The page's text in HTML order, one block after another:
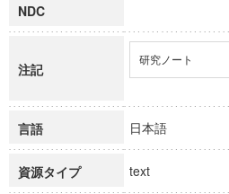
NDC
注記
研究ノート
言語 日本語
資源タイプ text